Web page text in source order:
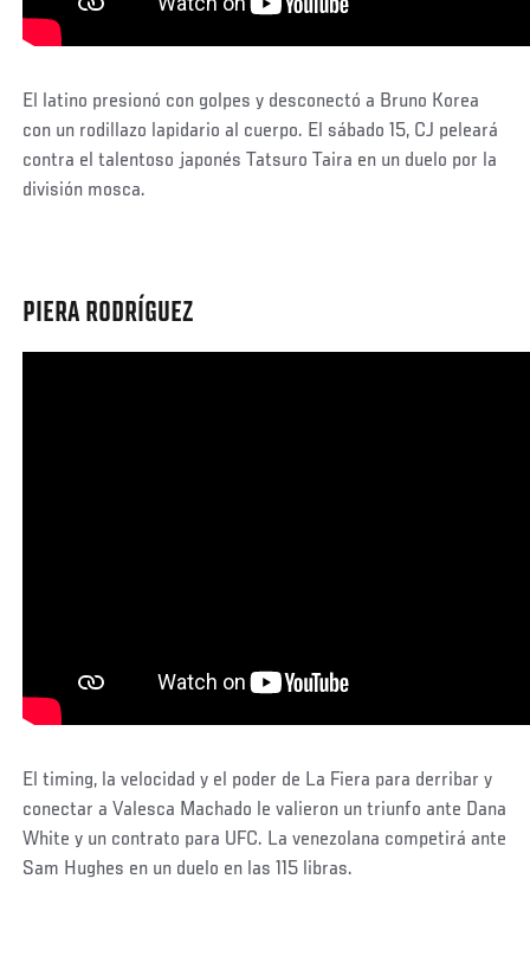
El latino presionó con golpes y desconectó a Bruno Korea
con un rodillazo lapidario al cuerpo. El sábado 15, CJ peleará
contra el talentoso japonés Tatsuro Taira en un duelo por la
división mosca.
PIERA RODRÍGUEZ
El timing, la velocidad y el poder de La Fiera para derribar y
conectar a Valesca Machado le valieron un triunfo ante Dana
White y un contrato para UFC. La venezolana competirá ante
Sam Hughes en un duelo en las 115 libras.